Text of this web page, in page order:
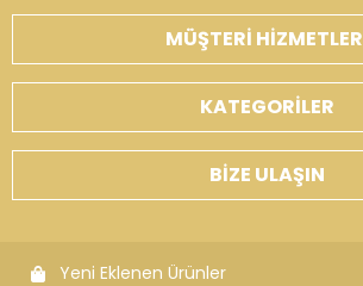
MÜŞTERİ
KATEGORİLER
BİZE ULAŞIN
Yeni Eklenen Ürünler